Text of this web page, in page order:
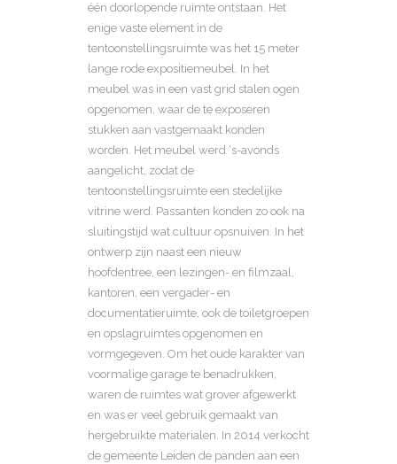
één doorlopende ruimte ontstaan. Het
enige vaste element in de
tentoonstellingsruimte was het 15 meter
lange rode expositiemeubel. In het
meubel was in een vast grid stalen ogen
opgenomen, waar de te exposeren
stukken aan vastgemaakt konden
worden. Het meubel werd ‘s-avonds
aangelicht, zodat de
tentoonstellingsruimte een stedelijke
vitrine werd. Passanten konden zo ook na
sluitingstijd wat cultuur opsnuiven. In het
ontwerp zijn naast een nieuw
hoofdentree, een lezingen- en filmzaal,
kantoren, een vergader- en
documentatieruimte, ook de toiletgroepen
en opslagruimtes opgenomen en
vormgegeven. Om het oude karakter van
voormalige garage te benadrukken,
waren de ruimtes wat grover afgewerkt
en was er veel gebruik gemaakt van
hergebruikte materialen. In 2014 verkocht
de gemeente Leiden de panden aan een